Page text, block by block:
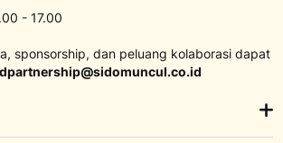
- 17.00
sponsorship, dan peluang kolaborasi dapat